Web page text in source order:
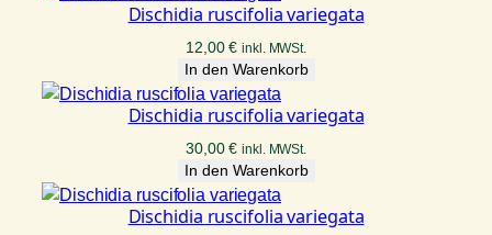
Dischidia ruscifolia variegata
12,00€ inkl. MWSt.
In den Warenkorb
Dischidia ruscifolia variegata
30,00€ inkl. MWSt.
In den Warenkorb
Dischidia ruscifolia variegata